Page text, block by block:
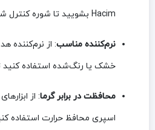
Hacim بشویید تا شوره کنترل شود.
نرم‌کننده مناسب: از نرم‌کننده
خشک یا رنگ‌شده استفاده
محافظت در برابر گرما: از
اسپری محافظ حرارت استفاده